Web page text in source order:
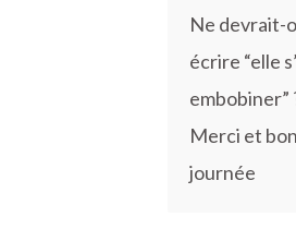
Ne devrait-
écrire “elle
embobiner”
Merci et
journée